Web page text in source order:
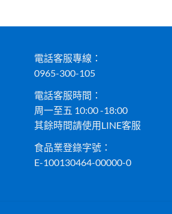
電話客服專線：
0965-300-105
電話客服時間：
周一至五 10:00 -18:00
其餘時間請使用LINE客服
食品業登錄字號：
E-100130464-00000-0